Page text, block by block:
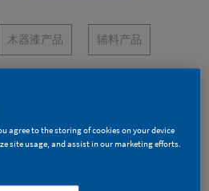
木器漆产品 辅料产品
agree to the storing of cookies on your device
site usage, and assist in our marketing efforts.